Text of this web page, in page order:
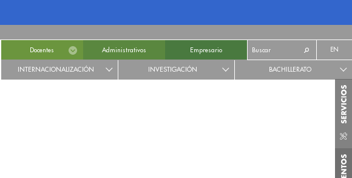
Docentes Administrativos Empresario EN
INTERNACIONALIZACIÓN INVESTIGACIÓN BACHILLERATO